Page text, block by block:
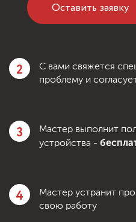
Оставить заявку
2
С вами свяжется
проблему и
3
Мастер выполнит
устройства -
4
Мастер устранит
свою работу